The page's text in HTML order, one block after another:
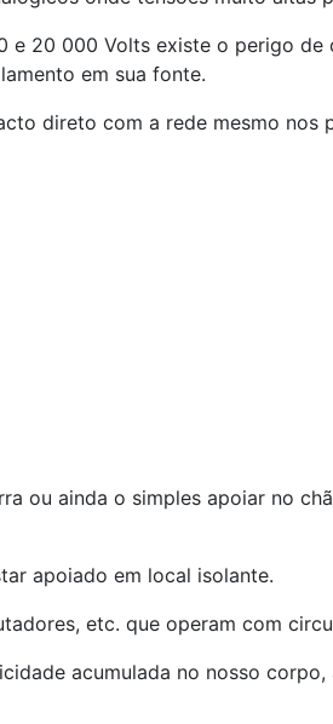
20 000 Volts existe o perigo
em sua fonte.
direto com a rede mesmo nos
ou ainda o simples apoiar no
apoiado em local isolante.
etc. que operam com
acumulada no nosso